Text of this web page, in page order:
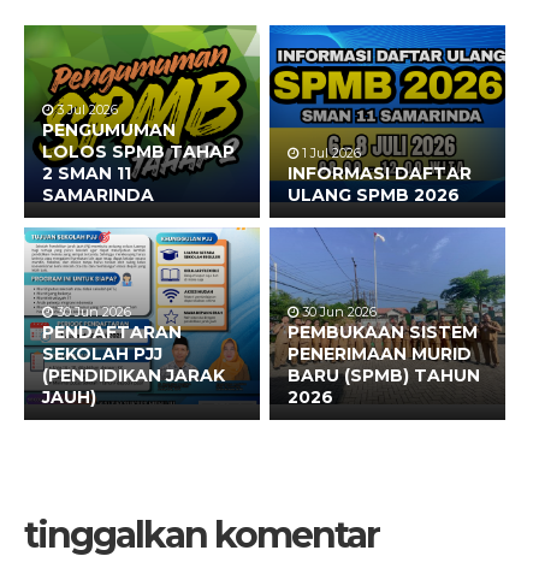
3 Jul 2026
PENGUMUMAN
LOLOS SPMB TAHAP
2 SMAN 11
SAMARINDA
1 Jul 2026
INFORMASI DAFTAR
ULANG SPMB 2026
30 Jun 2026
PENDAFTARAN
SEKOLAH PJJ
(PENDIDIKAN JARAK
JAUH)
30 Jun 2026
PEMBUKAAN SISTEM
PENERIMAAN MURID
BARU (SPMB) TAHUN
2026
tinggalkan komentar